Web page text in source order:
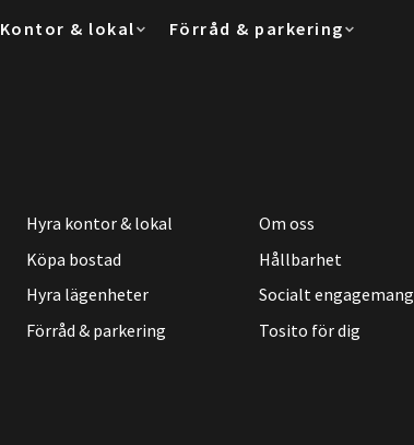
Kontor & lokal Förråd & parkering
Hyra kontor & lokal
Köpa bostad
Hyra lägenheter
Förråd & parkering
Om oss
Hållbarhet
Socialt engagemang
Tosito för dig